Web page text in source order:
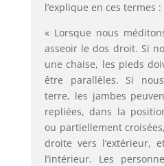
l’explique en ces termes :
« Lorsque nous
asseoir le dos droit. Si
une chaise, les pieds
être parallèles. Si
terre, les jambes
repliées, dans la
ou partiellement
droite vers l’extérieur,
l’intérieur. Les